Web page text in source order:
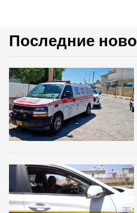
Последние